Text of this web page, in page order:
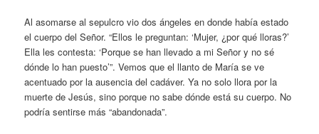
Al asomarse al sepulcro vio dos ángeles en donde había estado
el cuerpo del Señor. “Ellos le preguntan: ‘Mujer, ¿por qué lloras?’
Ella les contesta: ‘Porque se han llevado a mi Señor y no sé
dónde lo han puesto’”. Vemos que el llanto de María se ve
acentuado por la ausencia del cadáver. Ya no solo llora por la
muerte de Jesús, sino porque no sabe dónde está su cuerpo. No
podría sentirse más “abandonada”.